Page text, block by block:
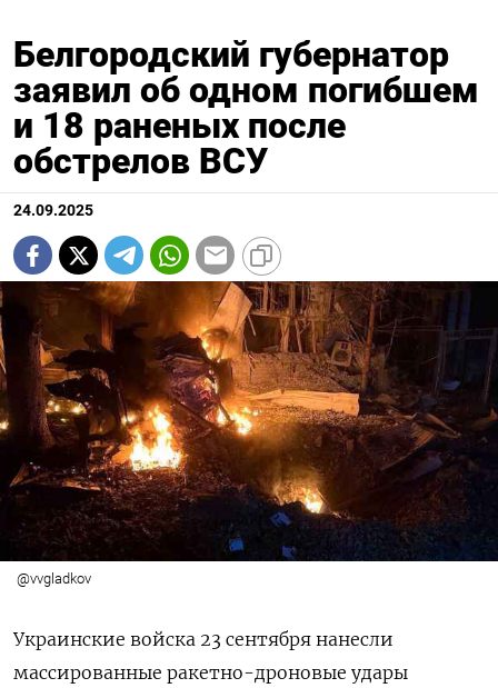
Белгородский губернатор
заявил об одном погибшем
и 18 раненых после
обстрелов ВСУ
24.09.2025
@vvgladkov
Украинские войска 23 сентября нанесли
массированные ракетно-дроновые удары